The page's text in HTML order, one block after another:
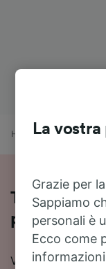
Home Orari treni
Treni Cenon
prezzi e
Vuoi viaggiare in
La
Grazie per
Sappiamo
personali è
Ecco come